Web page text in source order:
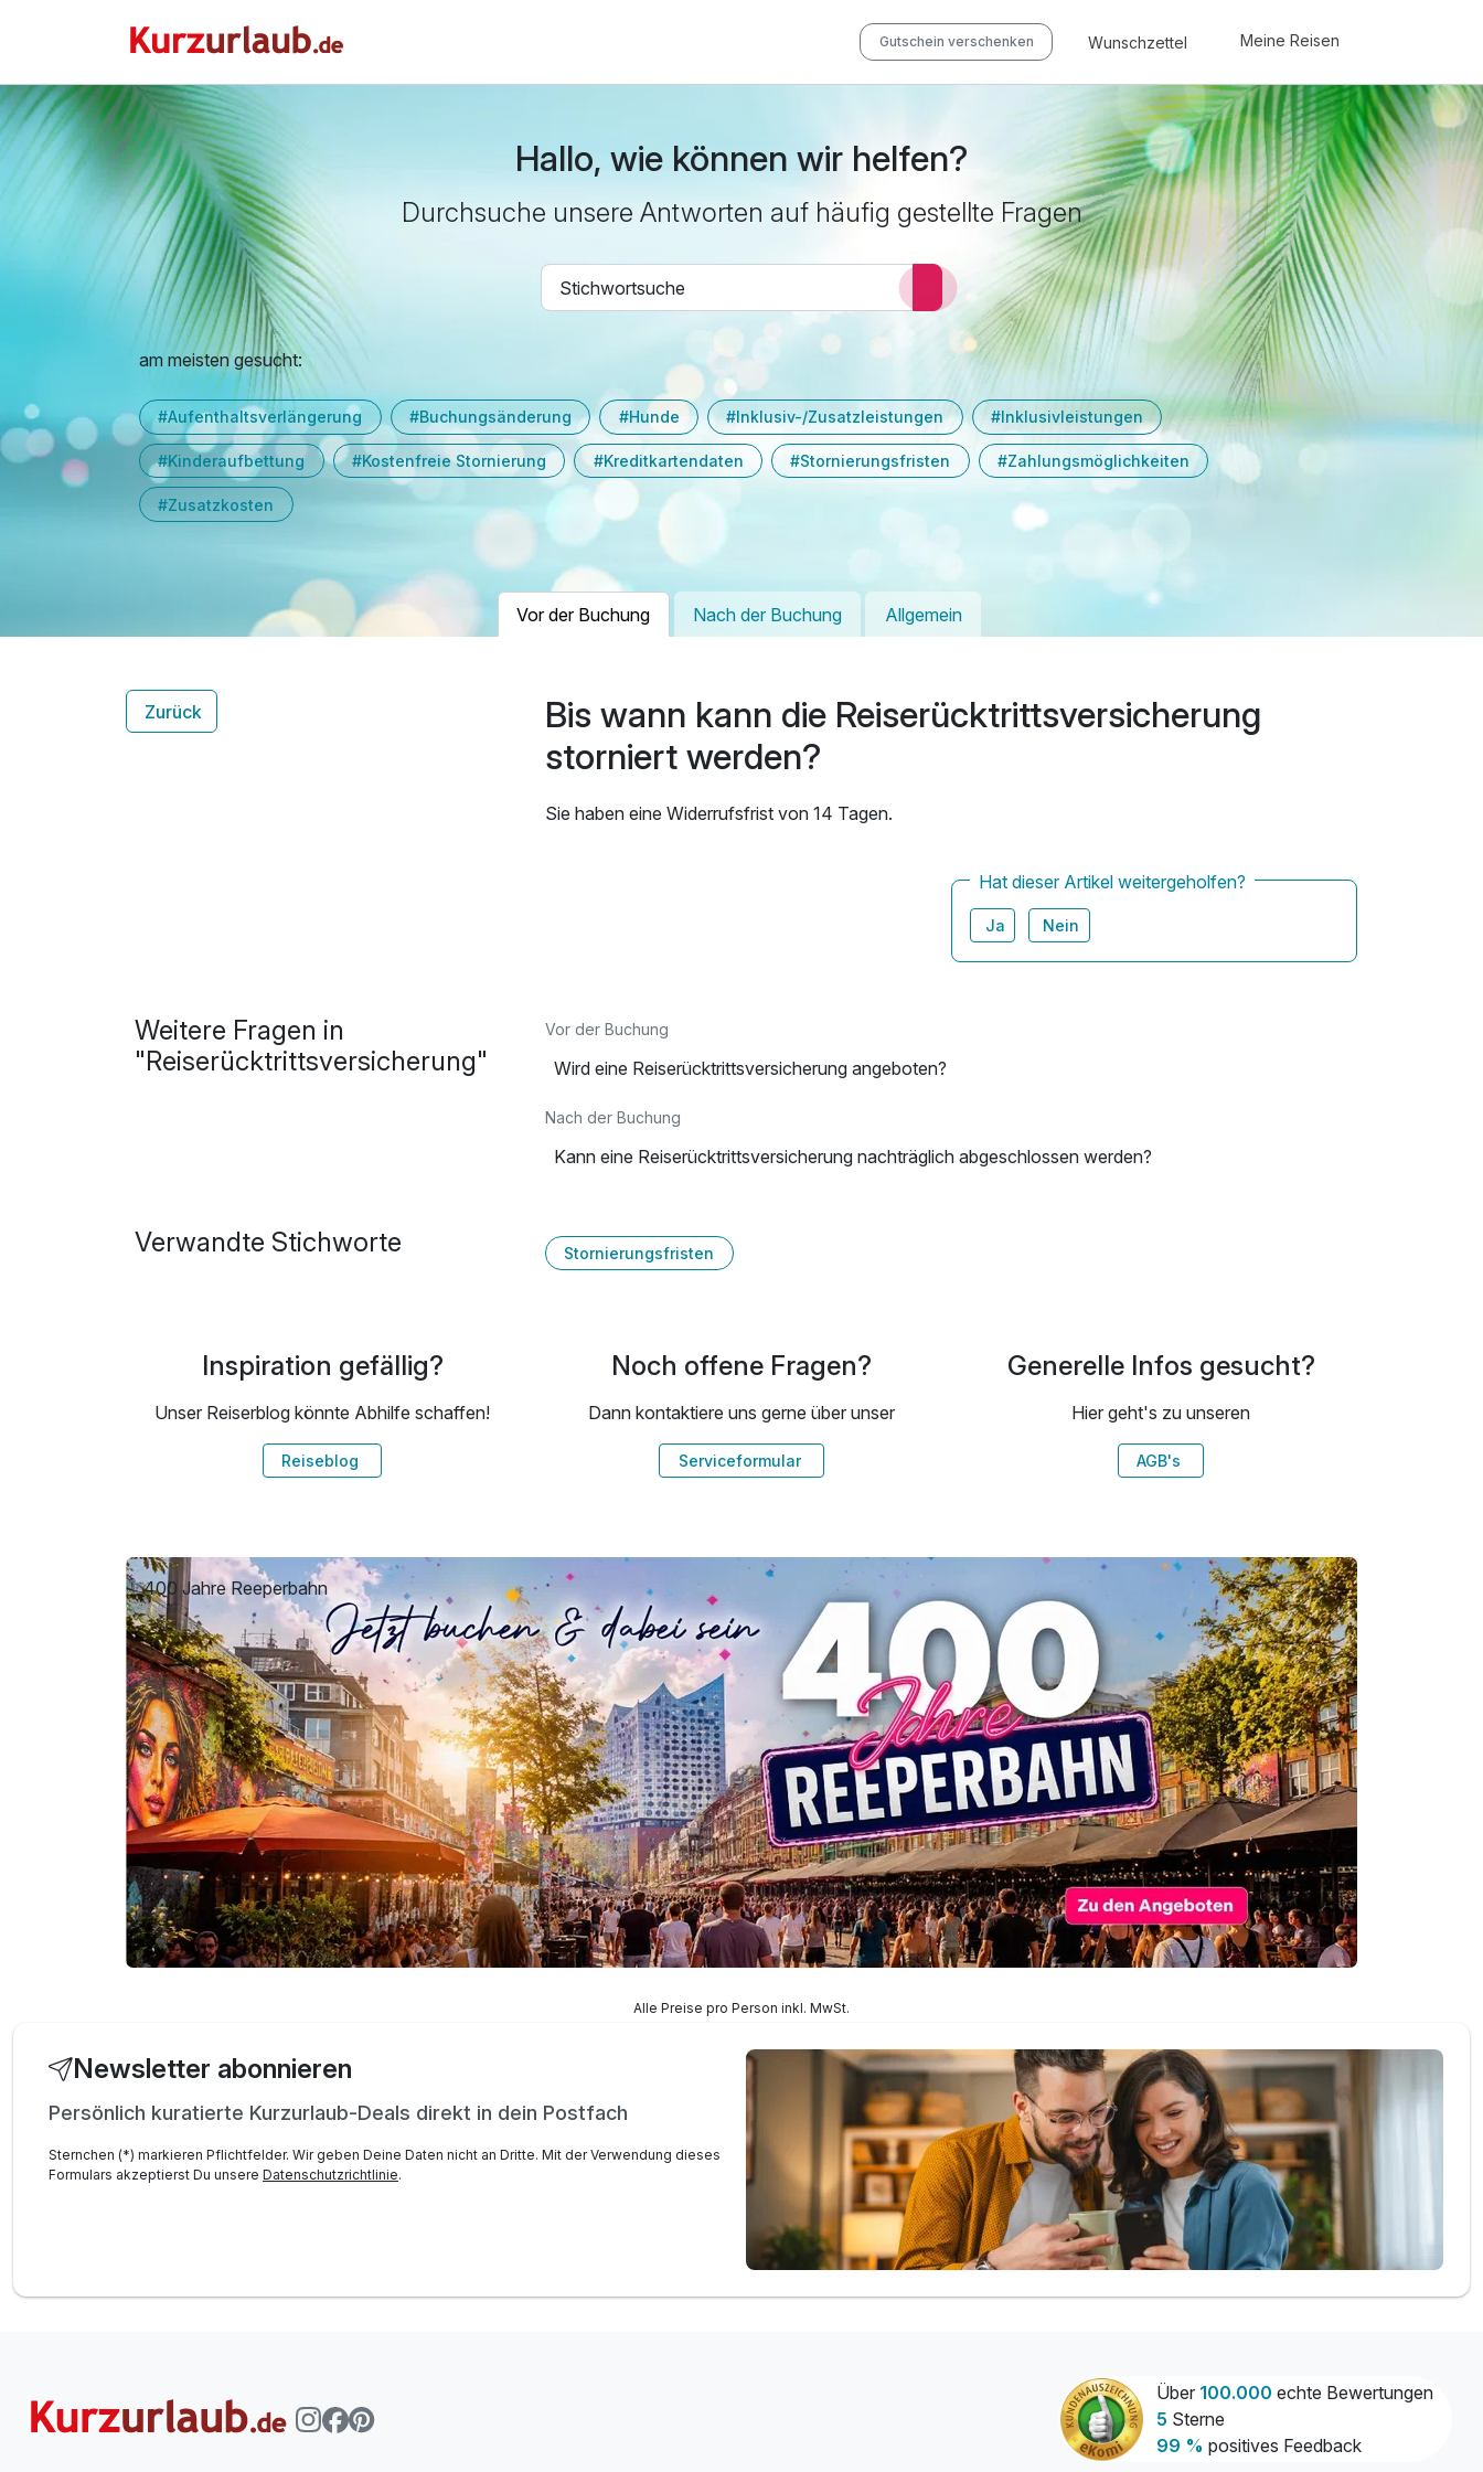
Gutschein verschenken Wunschzettel Meine Reisen
Hallo, wie können wir helfen?
Durchsuche unsere Antworten auf häufig gestellte Fragen
am meisten gesucht:
#Aufenthaltsverlängerung #Buchungsänderung #Hunde #Inklusiv-/Zusatzleistungen #Inklusivleistungen
#Kinderaufbettung #Kostenfreie Stornierung #Kreditkartendaten #Stornierungsfristen #Zahlungsmöglichkeiten
#Zusatzkosten
Vor der Buchung Nach der Buchung Allgemein
Zurück
Bis wann kann die Reiserücktrittsversicherung
storniert werden?
Sie haben eine Widerrufsfrist von 14 Tagen.
Hat dieser Artikel weitergeholfen?
Ja Nein
Weitere Fragen in
"Reiserücktrittsversicherung"
Vor der Buchung
Wird eine Reiserücktrittsversicherung angeboten?
Nach der Buchung
Kann eine Reiserücktrittsversicherung nachträglich abgeschlossen werden?
Verwandte Stichworte Stornierungsfristen
Inspiration gefällig?
Unser Reiserblog könnte Abhilfe schaffen!
Reiseblog
Noch offene Fragen?
Dann kontaktiere uns gerne über unser
Serviceformular
Generelle Infos gesucht?
Hier geht's zu unseren
AGB's
400 Jahre Reeperbahn
Alle Preise pro Person inkl. MwSt.
Newsletter abonnieren
Persönlich kuratierte Kurzurlaub-Deals direkt in dein Postfach
Sternchen (*) markieren Pflichtfelder. Wir geben Deine Daten nicht an Dritte. Mit der Verwendung dieses
Formulars akzeptierst Du unsere Datenschutzrichtlinie.
Über 100.000 echte Bewertungen
5 Sterne
99 % positives Feedback